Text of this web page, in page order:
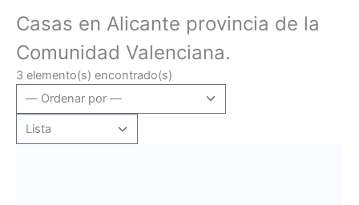
Casas en Alicante provincia de la
Comunidad Valenciana.
3 elemento(s) encontrado(s)